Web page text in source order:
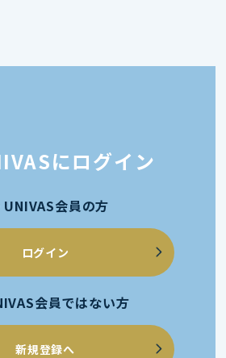
にログイン
UNIVAS会員の方
ログイン
会員ではない方
新規登録へ